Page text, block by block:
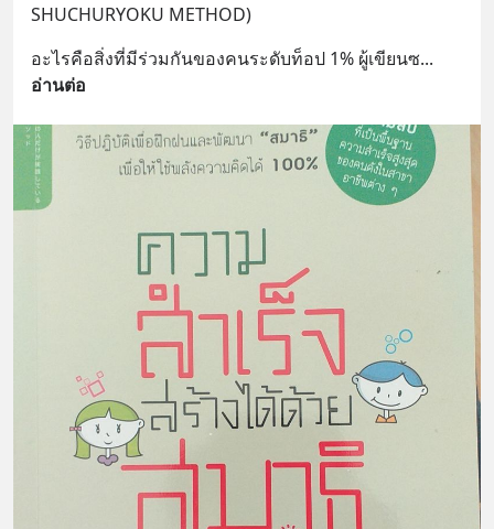
SHUCHURYOKU METHOD)
อะไรคือสิ่งที่มีร่วมกันของคนระดับท็อป 1% ผู้เขียนซ
อ่านต่อ